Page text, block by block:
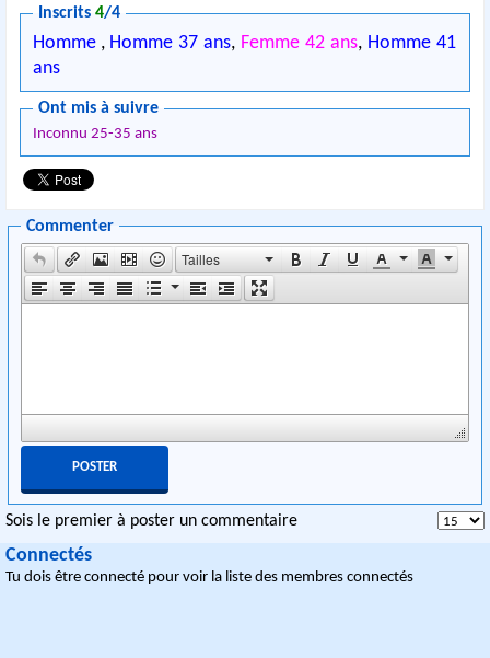
Inscrits4/4
Homme , Homme 37 ans, Femme 42 ans, Homme 41
ans
Ont mis à suivre
Inconnu 25-35 ans
Commenter
Tailles
Sois le premier à poster un commentaire
Connectés
Tu dois être connecté pour voir la liste des membres connectés